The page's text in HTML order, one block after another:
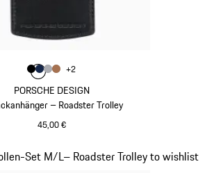
PORSCHE DESIGN
– Roadster Trolley
45,00 €
Farbe
Farbeschwarz
Farbe dunkelblau
Farbegrau
Farbe
+2
Set M/L– Roadster Trolley to wishlist